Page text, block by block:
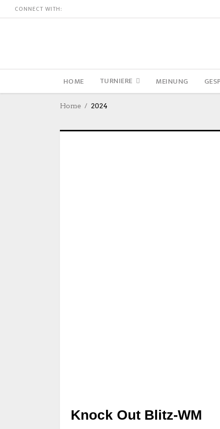
CONNECT WITH:
HOME TURNIERE MEINUNG
Home 2024
Knock Out Blitz-WM